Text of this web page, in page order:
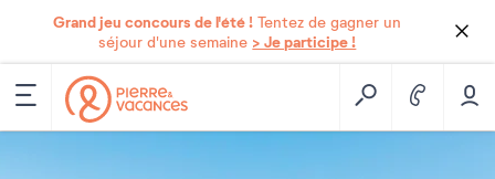
Grand jeu concours de l'été ! Tentez de gagner un
séjour d'une semaine > Je participe !